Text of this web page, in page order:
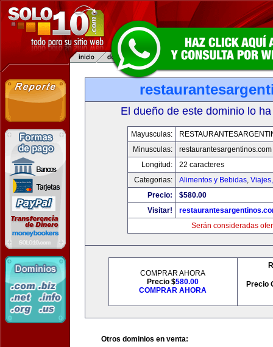
El dueño de este dominio lo
Mayusculas:
Minusculas:
restaurantesargentinos.com
Longitud:
22 caracteres
Categorias:
Alimentos y Bebidas,
Precio:
$580.00
Visitar!
Serán consideradas
COMPRAR AHORA
Precio $580.00
COMPRAR AHORA
Precio
Otros dominios en venta: